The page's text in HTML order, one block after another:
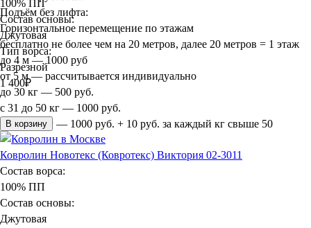
Подъём без лифта:
Горизонтальное перемещение по этажам
бесплатно не более чем на 20 метров, далее 20 метров = 1 этаж
до 4 м — 1000 руб
от 5 м — рассчитывается индивидуально
до 30 кг — 500 руб.
с 31 до 50 кг — 1000 руб.
более 50 кг — 1000 руб. + 10 руб. за каждый кг свыше 50
100% ПП
Состав основы:
Джутовая
Тип ворса:
Разрезной
1 400₽
В корзину
Ковролин Новотекс (Ковротекс) Виктория 02-3011
Состав ворса:
100% ПП
Состав основы:
Джутовая